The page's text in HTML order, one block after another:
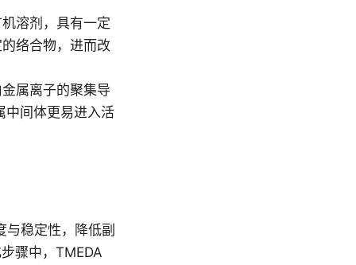
溶剂，具有一定
络合物，进而改
属离子的聚集导
中间体更易进入活
稳定性，降低副
骤中，TMEDA